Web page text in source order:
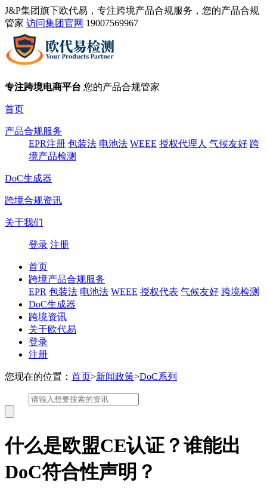
J&P集团旗下欧代易，专注跨境产品合规服务，您的产品合规
管家 访问集团官网 19007569967
专注跨境电商平台 您的产品合规管家
首页
产品合规服务
EPR注册 包装法 电池法 WEEE 授权代理人 气候友好 跨
境产品检测
DoC生成器
跨境合规资讯
关于我们
登录 注册
首页
跨境产品合规服务
EPR 包装法 电池法 WEEE 授权代表 气候友好 跨境检测
DoC生成器
跨境资讯
关于欧代易
登录
注册
您现在的位置： 首页>新闻政策>DoC系列
什么是欧盟CE认证？谁能出
DoC符合性声明？